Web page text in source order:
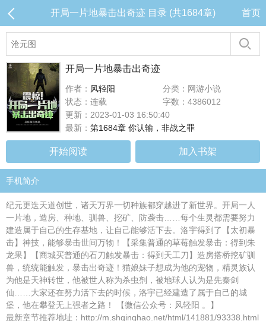
开局一片地暴击出奇迹 目录 (共1684章) 首页
开局一片地暴击出奇迹
作者： 风轻阳
分类：网游小说
状态：连载
字数：4386012
更新：2023-01-03 16:50:40
最新： 第1684章 你认输，非战之罪
开始阅读 加入书架
手机简介
纪元更迭天道创世，诸天万界一切种族都穿越进了新世界。开局一人
一片地，造房、种地、驯兽、挖矿、防袭击……每个生灵都需要努力
建造属于自己的生存基地，让自己能够活下去。洛宇得到了【太初暴
击】神技，能够暴击世间万物！【采集普通的草莓触发暴击：得到朱
龙果】【商城买普通的石刀触发暴击：得到天工刀】造房搭桥挖矿驯
兽，统统能触发，暴击出奇迹！猫娘妹子想成为他的宠物，精灵族认
为他是天神转世，他被世人称为杀虫剂，被地球人认为是先秦剑
仙……大家还在努力活下去的时候，洛宇已经建造了属于自己的城
堡，他在攀登无上强者之路！ 【微信公众号：风轻阳 。】
最新章节推荐地址：http://m.shqinghao.net/html/141881/93338.html